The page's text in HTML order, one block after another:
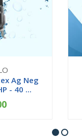
Ag Neg
- 40 ...